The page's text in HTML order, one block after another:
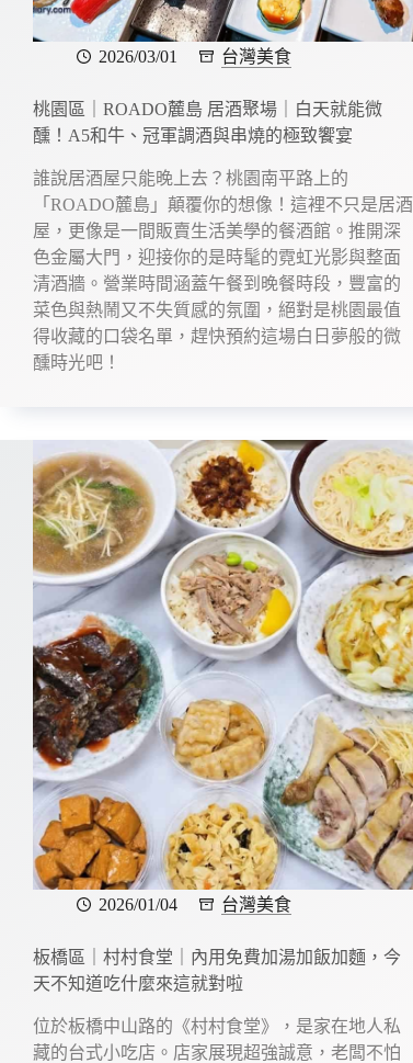
2026/03/01 台灣美食
桃園區｜ROADO麓島 居酒聚場｜白天就能微
醺！A5和牛、冠軍調酒與串燒的極致饗宴
誰說居酒屋只能晚上去？桃園南平路上的
「ROADO麓島」顛覆你的想像！這裡不只是居酒
屋，更像是一間販賣生活美學的餐酒館。推開深
色金屬大門，迎接你的是時髦的霓虹光影與整面
清酒牆。營業時間涵蓋午餐到晚餐時段，豐富的
菜色與熱鬧又不失質感的氛圍，絕對是桃園最值
得收藏的口袋名單，趕快預約這場白日夢般的微
醺時光吧！
2026/01/04 台灣美食
板橋區｜村村食堂｜內用免費加湯加飯加麵，今
天不知道吃什麼來這就對啦
位於板橋中山路的《村村食堂》，是家在地人私
藏的台式小吃店。店家展現超強誠意，老闆不怕